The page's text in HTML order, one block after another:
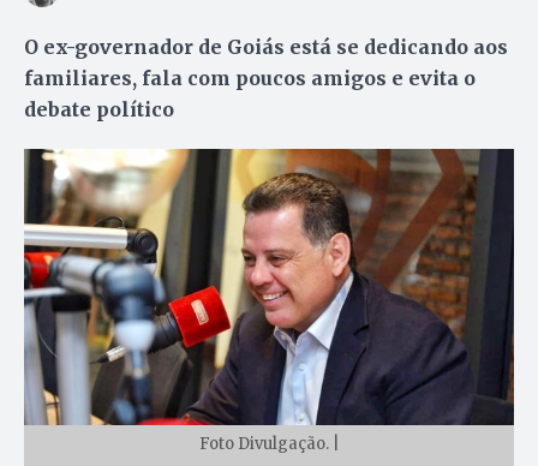
O ex-governador de Goiás está se dedicando aos
familiares, fala com poucos amigos e evita o
debate político
Foto Divulgação. |